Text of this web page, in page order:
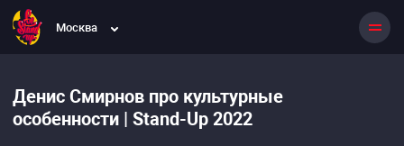
Москва
Денис Смирнов про культурные
особенности | Stand-Up 2022